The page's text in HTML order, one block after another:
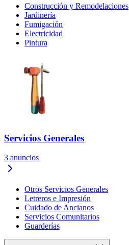
Construcción y Remodelaciones
Jardinería
Fumigación
Electricidad
Pintura
Servicios Generales
3 anuncios
Otros Servicios Generales
Letreros e Impresión
Cuidado de Ancianos
Servicios Comunitarios
Guarderías